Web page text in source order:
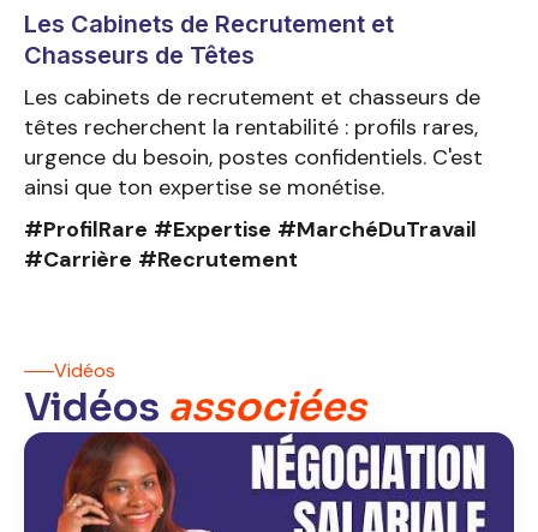
Les Cabinets de Recrutement et
Chasseurs de Têtes
Les cabinets de recrutement et chasseurs de
têtes recherchent la rentabilité : profils rares,
urgence du besoin, postes confidentiels. C'est
ainsi que ton expertise se monétise.
#ProfilRare #Expertise #MarchéDuTravail
#Carrière #Recrutement
Vidéos
Vidéos associées